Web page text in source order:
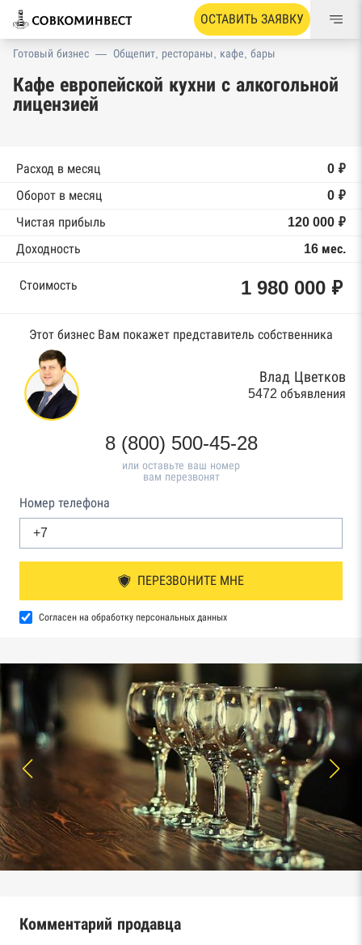
ОСТАВИТЬ ЗАЯВКУ
Готовый бизнес — Общепит, рестораны, кафе, бары
Кафе европейской кухни с алкогольной
лицензией
Расход в месяц
0 ₽
Оборот в месяц
0 ₽
Чистая прибыль
120 000 ₽
Доходность
16 мес.
Стоимость 1 980 000 ₽
Этот бизнес Вам покажет представитель собственника
Влад Цветков
5472 объявления
8 (800) 500-45-28
или оставьте ваш номер
вам перезвонят
Номер телефона
ПЕРЕЗВОНИТЕ МНЕ
Согласен на обработку персональных данных
Комментарий продавца